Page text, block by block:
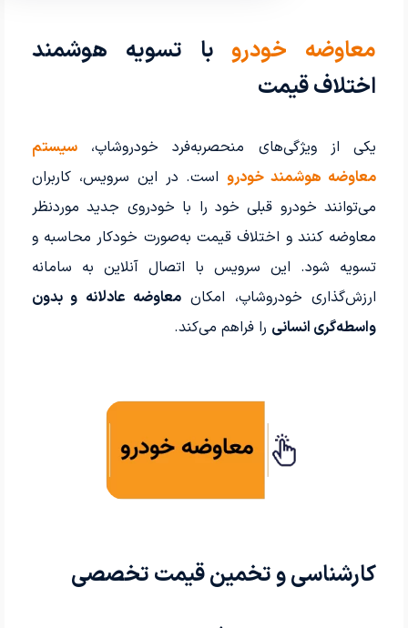
معاوضه خودروبا تسویه هوشمند
اختلاف قیمت
یکی از ویژگی‌های منحصربه‌فرد خودروشاپ،سیستم
معاوضه هوشمند خودرواست. در این سرویس، کاربران
می‌توانند خودرو قبلی خود را با خودروی جدید موردنظر
معاوضه کنند و اختلاف قیمت به‌صورت خودکار محاسبه و
تسویه شود. این سرویس با اتصال آنلاین به سامانه
ارزش‌گذاری خودروشاپ، امکان معاوضه عادلانه و بدون
واسطه‌گری انسانی را فراهم می‌کند.
کارشناسی و تخمین قیمت تخصصی